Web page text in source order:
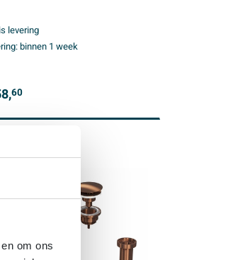
om ons
levering
binnen 1 week
60